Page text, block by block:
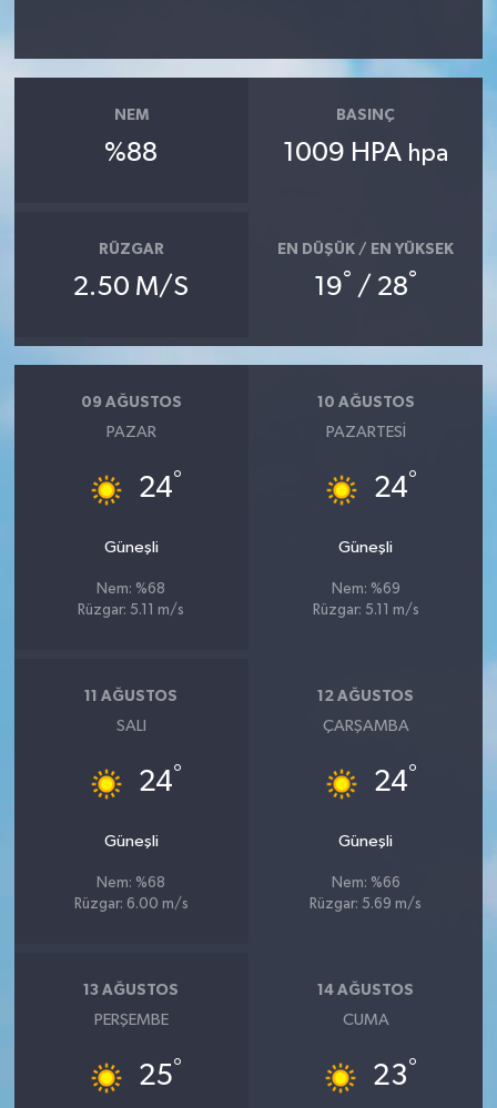
NEM
%88
BASINÇ
1009 HPA hpa
RÜZGAR
2.50 M/S
EN DÜŞÜK / EN YÜKSEK
19° / 28°
09 AĞUSTOS
PAZAR
24°
Güneşli
Nem: %68
Rüzgar: 5.11 m/s
10 AĞUSTOS
PAZARTESI
24°
Güneşli
Nem: %69
Rüzgar: 5.11 m/s
11 AĞUSTOS
SALI
24°
Güneşli
Nem: %68
Rüzgar: 6.00 m/s
12 AĞUSTOS
ÇARŞAMBA
24°
Güneşli
Nem: %66
Rüzgar: 5.69 m/s
13 AĞUSTOS
PERŞEMBE
25°
14 AĞUSTOS
CUMA
23°